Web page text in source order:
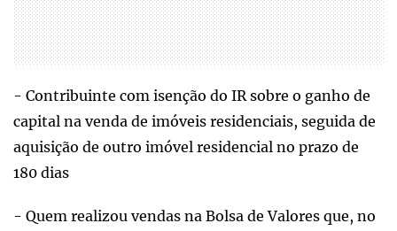
- Contribuinte com isenção do IR sobre o ganho de
capital na venda de imóveis residenciais, seguida de
aquisição de outro imóvel residencial no prazo de
180 dias
- Quem realizou vendas na Bolsa de Valores que, no